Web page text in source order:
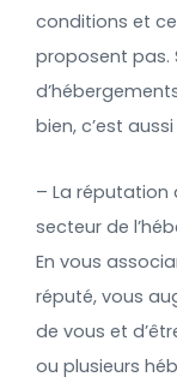
conditions et
proposent pas.
bien, c’est
– La réputation
secteur de
En vous
réputé, vous
de vous et
ou plusieurs